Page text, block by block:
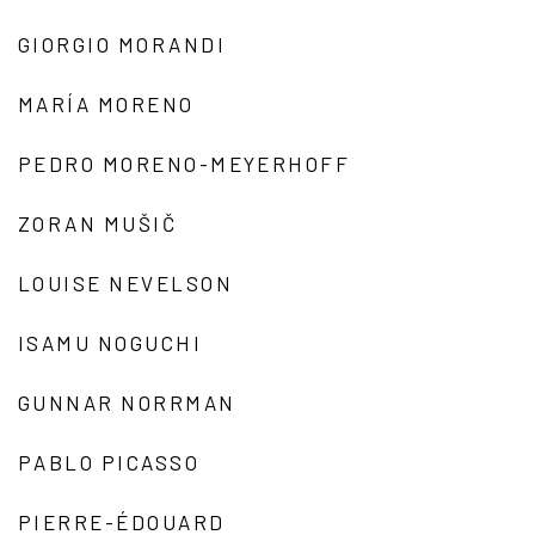
GIORGIO MORANDI
MARÍA MORENO
PEDRO MORENO-MEYERHOFF
ZORAN MUŠIČ
LOUISE NEVELSON
ISAMU NOGUCHI
GUNNAR NORRMAN
PABLO PICASSO
PIERRE-ÉDOUARD